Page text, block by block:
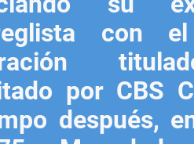
con
por CBS
después,